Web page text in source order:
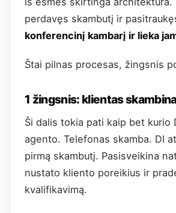
perdavęs skambutį ir
konferencinį kambarį ir lieka
Štai pilnas procesas, žingsnis
1 žingsnis: klientas
Ši dalis tokia pati kaip bet kurio
agento. Telefonas skamba. DI
pirmą skambutį. Pasisveikina
nustato kliento poreikius ir
kvalifikavimą.